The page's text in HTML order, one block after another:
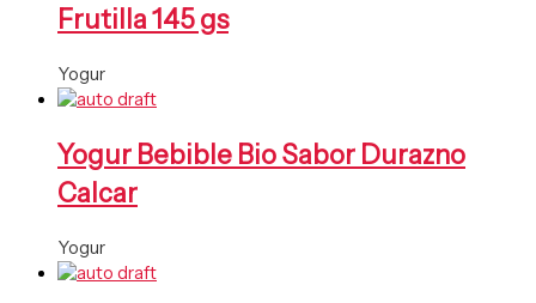
Frutilla 145 gs
Yogur
Yogur Bebible Bio Sabor Durazno
Calcar
Yogur